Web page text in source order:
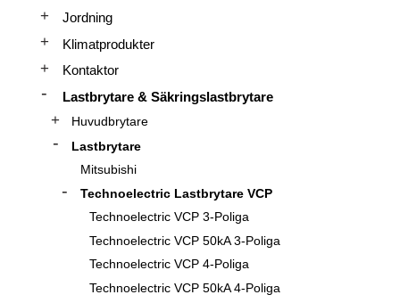
Jordning
Klimatprodukter
Kontaktor
Lastbrytare & Säkringslastbrytare
Huvudbrytare
Lastbrytare
Mitsubishi
Technoelectric Lastbrytare VCP
Technoelectric VCP 3-Poliga
Technoelectric VCP 50kA 3-Poliga
Technoelectric VCP 4-Poliga
Technoelectric VCP 50kA 4-Poliga